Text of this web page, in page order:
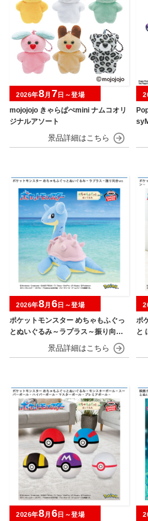
mojojojo きゃらぱぺmini ナムコオリ
ジナルアソート
2026年8月 7 日～登場
ポケットモンスター めちゃもふぐっ
とぬいぐるみ～ラプラス～振り向きv
2026年8月 6日～登場
ポ
と
2026年8月 6日～登場